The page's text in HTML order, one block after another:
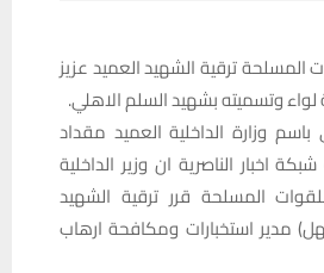
المسلحة ترقية الشهيد العميد عزيز
وتسميته بشهيد السلم الاهلي.
وزارة الداخلية العميد مقداد
اخبار الناصرية ان وزير الداخلية
المسلحة قرر ترقية الشهيد
مدير استخبارات ومكافحة ارهاب